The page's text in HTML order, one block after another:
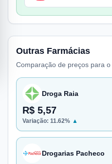
Outras Farmácias
Comparação de preços para o
Droga Raia
R$ 5,57
Variação: 11.62% ▲
Drogarias Pacheco